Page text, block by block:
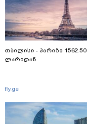
თბილისი - პარიზი 1562.50
ლარიდან
fly.ge